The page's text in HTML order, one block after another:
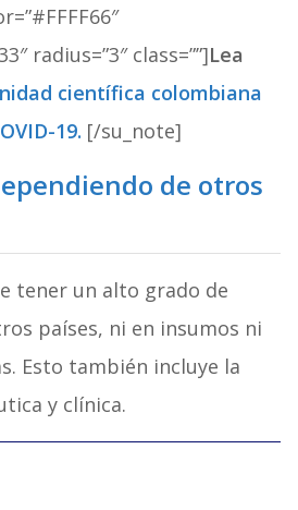
radius=”3″ class=””]Lea
científica colombiana
19. [/su_note]
de otros
tener un alto grado de
países, ni en insumos ni
Esto también incluye la
y clínica.